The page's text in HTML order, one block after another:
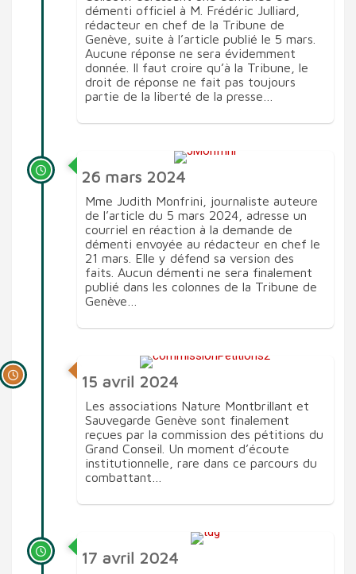
démenti officiel à M. Frédéric Julliard,
rédacteur en chef de la Tribune de
Genève, suite à l’article publié le 5 mars.
Aucune réponse ne sera évidemment
donnée. Il faut croire qu’à la Tribune, le
droit de réponse ne fait pas toujours
partie de la liberté de la presse…
26 mars 2024
Mme Judith Monfrini, journaliste auteure
de l’article du 5 mars 2024, adresse un
courriel en réaction à la demande de
démenti envoyée au rédacteur en chef le
21 mars. Elle y défend sa version des
faits. Aucun démenti ne sera finalement
publié dans les colonnes de la Tribune de
Genève…
15 avril 2024
Les associations Nature Montbrillant et
Sauvegarde Genève sont finalement
reçues par la commission des pétitions du
Grand Conseil. Un moment d’écoute
institutionnelle, rare dans ce parcours du
combattant…
17 avril 2024